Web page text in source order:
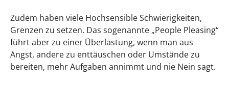
Zudem haben viele Hochsensible Schwierigkeiten,
Grenzen zu setzen. Das sogenannte „People Pleasing“
führt aber zu einer Überlastung, wenn man aus
Angst, andere zu enttäuschen oder Umstände zu
bereiten, mehr Aufgaben annimmt und nie Nein sagt.